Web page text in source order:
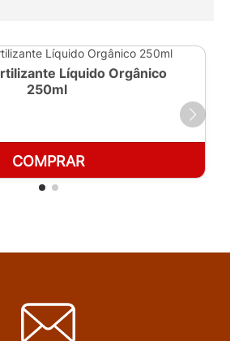
Líquido Orgânico
250ml
COMPRAR